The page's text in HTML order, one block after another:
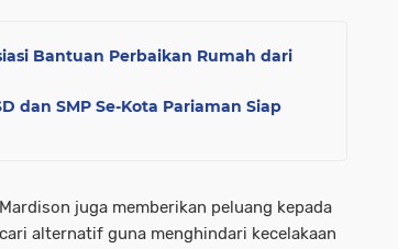
Bantuan Perbaikan Rumah dari
dan SMP Se-Kota Pariaman Siap
juga memberikan peluang kepada
alternatif guna menghindari kecelakaan